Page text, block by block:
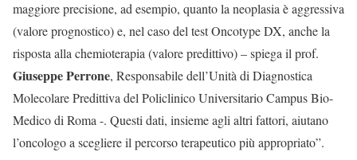
maggiore precisione, ad esempio, quanto la neoplasia è aggressiva
(valore prognostico) e, nel caso del test Oncotype DX, anche la
risposta alla chemioterapia (valore predittivo) – spiega il prof.
Giuseppe Perrone, Responsabile dell’Unità di Diagnostica
Molecolare Predittiva del Policlinico Universitario Campus Bio-
Medico di Roma -. Questi dati, insieme agli altri fattori, aiutano
l’oncologo a scegliere il percorso terapeutico più appropriato”.